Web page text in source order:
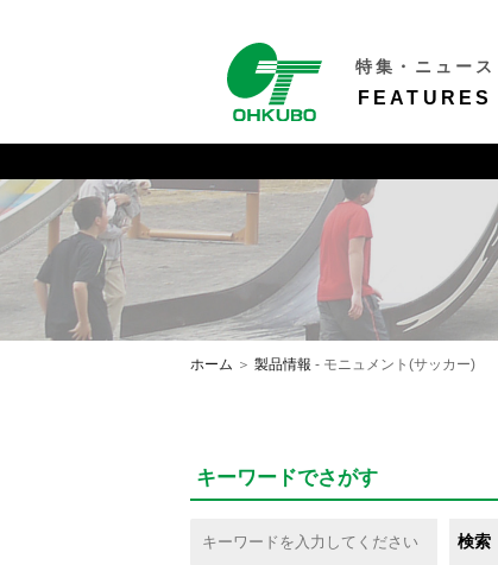
特集・ニュース
FEATURES
ホーム ＞ 製品情報 - モニュメント(サッカー)
キーワードでさがす